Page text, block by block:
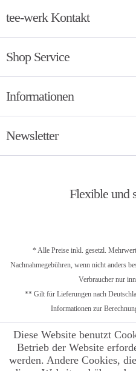
tee-werk Kontakt
Shop Service
Informationen
Newsletter
Flexible und
* Alle Preise inkl. gesetzl.
Nachnahmegebühren, wenn nicht anders
Verbraucher nur
** Gilt für Lieferungen nach
Informationen zur
Diese Website benutzt
Betrieb der Website
werden. Andere Cookies,